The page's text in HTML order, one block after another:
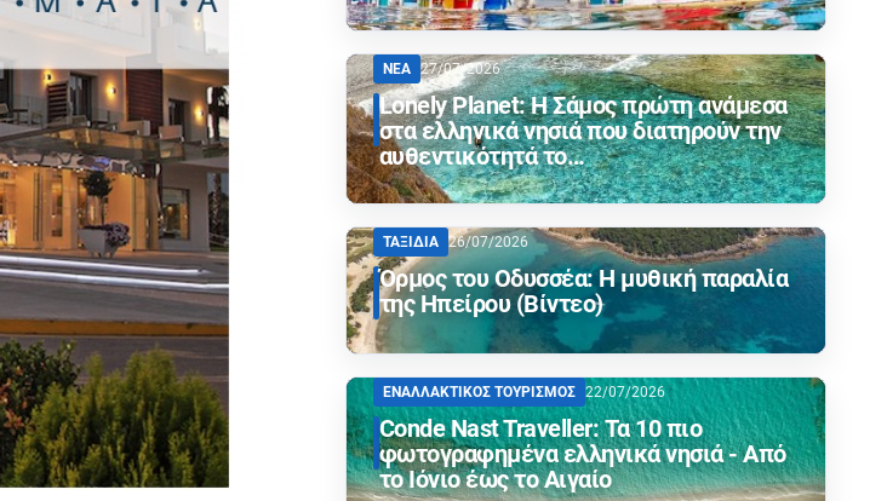
ΝΕΑ 27/07/2026
Lonely Planet: Η Σάμος πρώτη ανάμεσα
στα ελληνικά νησιά που διατηρούν την
αυθεντικότητά το…
ΤΑΞΙΔΙΑ 26/07/2026
Όρμος του Οδυσσέα: Η μυθική παραλία
της Ηπείρου (Βίντεο)
ΕΝΑΛΛΑΚΤΙΚΟΣ ΤΟΥΡΙΣΜΟΣ 22/07/2026
Conde Nast Traveller: Τα 10 πιο
φωτογραφημένα ελληνικά νησιά - Από
το Ιόνιο έως το Αιγαίο